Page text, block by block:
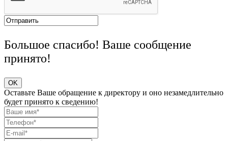
Большое спасибо! Ваше сообщение
принято!
OK
Оставьте Ваше обращение к директору и оно незамедлительно
будет принято к сведению!